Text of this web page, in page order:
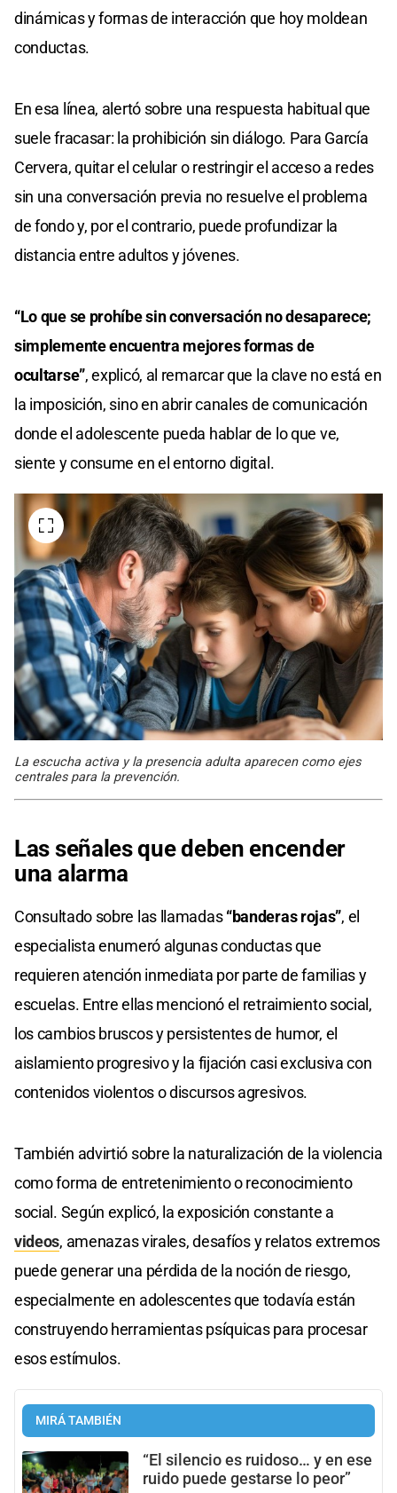
dinámicas y formas de interacción que hoy moldean
conductas.
En esa línea, alertó sobre una respuesta habitual que
suele fracasar: la prohibición sin diálogo. Para García
Cervera, quitar el celular o restringir el acceso a redes
sin una conversación previa no resuelve el problema
de fondo y, por el contrario, puede profundizar la
distancia entre adultos y jóvenes.
“Lo que se prohíbe sin conversación no desaparece;
simplemente encuentra mejores formas de
ocultarse”, explicó, al remarcar que la clave no está en
la imposición, sino en abrir canales de comunicación
donde el adolescente pueda hablar de lo que ve,
siente y consume en el entorno digital.
La escucha activa y la presencia adulta aparecen como ejes
centrales para la prevención.
Las señales que deben encender
una alarma
Consultado sobre las llamadas“banderas rojas”, el
especialista enumeró algunas conductas que
requieren atención inmediata por parte de familias y
escuelas. Entre ellas mencionó el retraimiento social,
los cambios bruscos y persistentes de humor, el
aislamiento progresivo y la fijación casi exclusiva con
contenidos violentos o discursos agresivos.
También advirtió sobre la naturalización de la violencia
como forma de entretenimiento o reconocimiento
social. Según explicó, la exposición constante a
videos, amenazas virales, desafíos y relatos extremos
puede generar una pérdida de la noción de riesgo,
especialmente en adolescentes que todavía están
construyendo herramientas psíquicas para procesar
esos estímulos.
MIRÁ TAMBIÉN
“El silencio es ruidoso… y en ese
ruido puede gestarse lo peor”